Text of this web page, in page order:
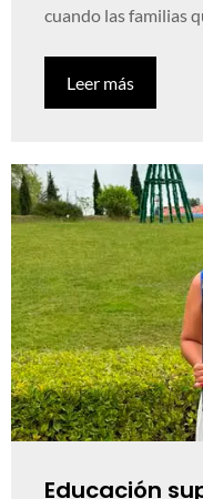
cuando las familias
Leer más
Educación